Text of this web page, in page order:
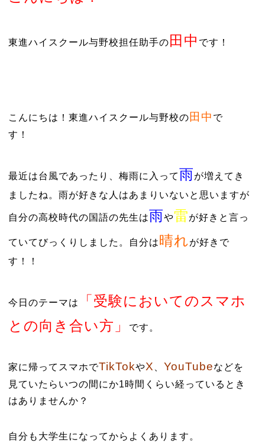
東進ハイスクール与野校担任助手の 田中 です！
こんにちは！東進ハイスクール与野校の 田中 で
す！
最近は台風であったり、梅雨に入って雨が増えてき
ましたね。雨が好きな人はあまりいないと思いますが
自分の高校時代の国語の先生は雨や雷が好きと言っ
ていてびっくりしました。自分は晴れが好きで
す！！
今日のテーマは
「受験においてのスマホ
との向き合い方」
です。
家に帰ってスマホでTikTokやX YouTubeなどを
見ていたらいつの間にか1時間くらい経っているとき
はありませんか？
自分も大学生になってからよくあります。